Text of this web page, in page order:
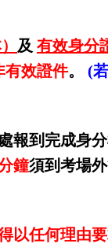
及 有效身分
有效證件。 (
報到完成身
鐘須到考場
以任何理由要